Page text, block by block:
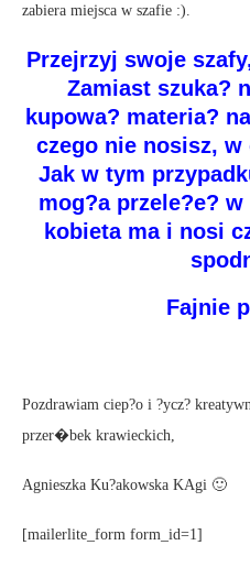
zabiera miejsca w szafie :).
Przejrzyj swoje
Zamiast szuka?
kupowa? materia?
czego nie nosisz,
Jak w tym
mog?a przele?e?
kobieta ma i nosi
Fajnie
Pozdrawiam ciep?o i ?ycz?
przer�bek krawieckich,
Agnieszka Ku?akowska KAgi 🙂
[mailerlite_form form_id=1]